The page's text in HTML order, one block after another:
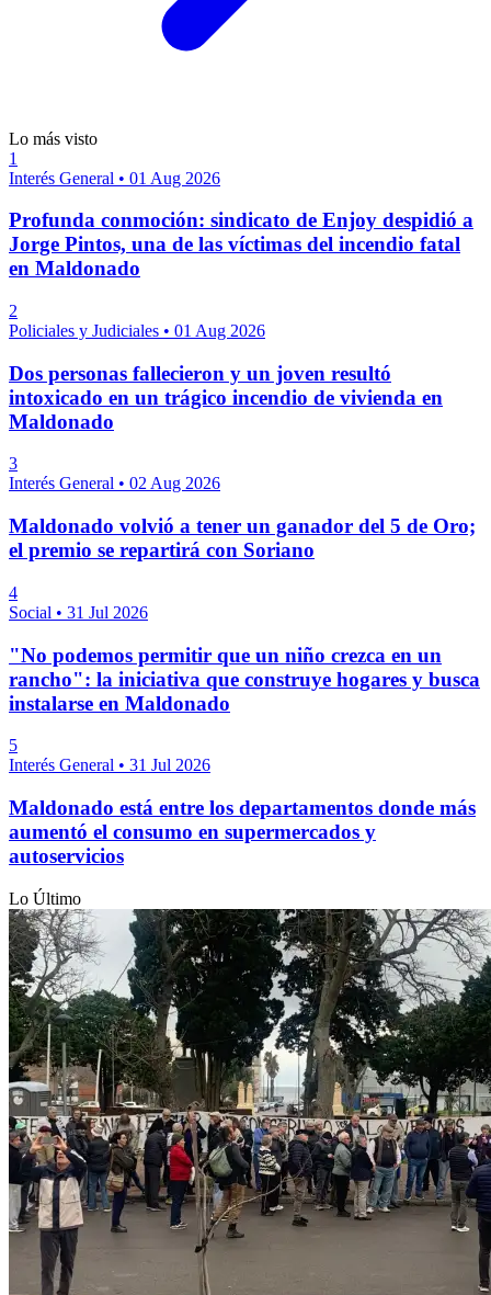
Lo más visto
1
Interés General • 01 Aug 2026
Profunda conmoción: sindicato de Enjoy despidió a
Jorge Pintos, una de las víctimas del incendio fatal
en Maldonado
2
Policiales y Judiciales • 01 Aug 2026
Dos personas fallecieron y un joven resultó
intoxicado en un trágico incendio de vivienda en
Maldonado
3
Interés General • 02 Aug 2026
Maldonado volvió a tener un ganador del 5 de Oro;
el premio se repartirá con Soriano
4
Social • 31 Jul 2026
"No podemos permitir que un niño crezca en un
rancho": la iniciativa que construye hogares y busca
instalarse en Maldonado
5
Interés General • 31 Jul 2026
Maldonado está entre los departamentos donde más
aumentó el consumo en supermercados y
autoservicios
Lo Último